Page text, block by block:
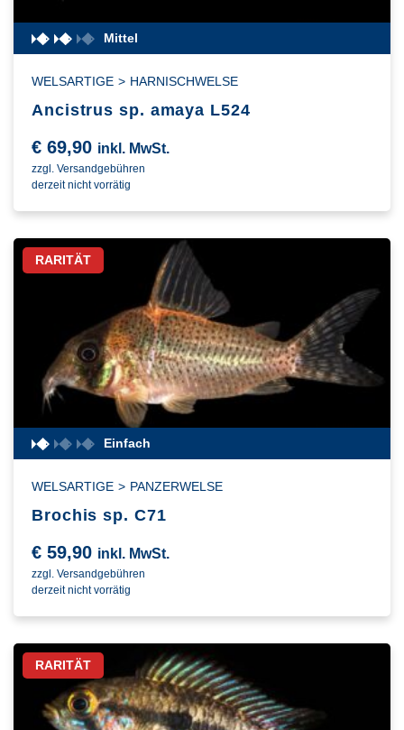
Mittel
WELSARTIGE > HARNISCHWELSE
Ancistrus sp. amaya L524
€ 69,90 inkl. MwSt.
zzgl. Versandgebühren
derzeit nicht vorrätig
RARITÄT
Einfach
WELSARTIGE > PANZERWELSE
Brochis sp. C71
€ 59,90 inkl. MwSt.
zzgl. Versandgebühren
derzeit nicht vorrätig
RARITÄT